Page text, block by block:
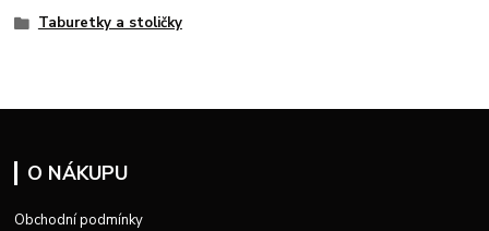
Taburetky a stoličky
O NÁKUPU
Obchodní podmínky